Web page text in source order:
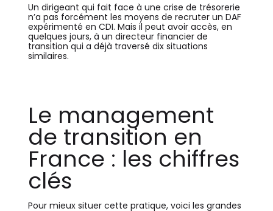
Un dirigeant qui fait face à une crise de trésorerie
n’a pas forcément les moyens de recruter un DAF
expérimenté en CDI. Mais il peut avoir accès, en
quelques jours, à un directeur financier de
transition qui a déjà traversé dix situations
similaires.
Le management
de transition en
France : les chiffres
clés
Pour mieux situer cette pratique, voici les grandes